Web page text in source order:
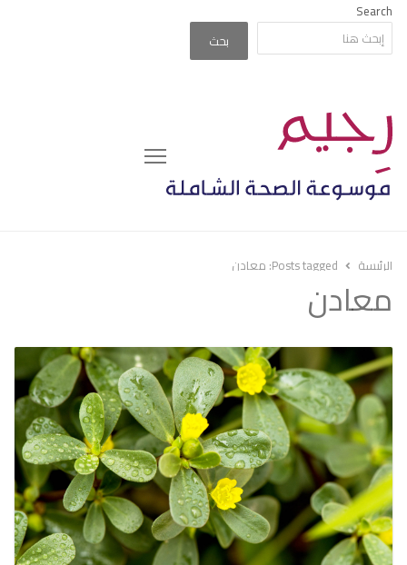
Search
بحث
Menu
الرئيسة Posts tagged: معادن
معادن